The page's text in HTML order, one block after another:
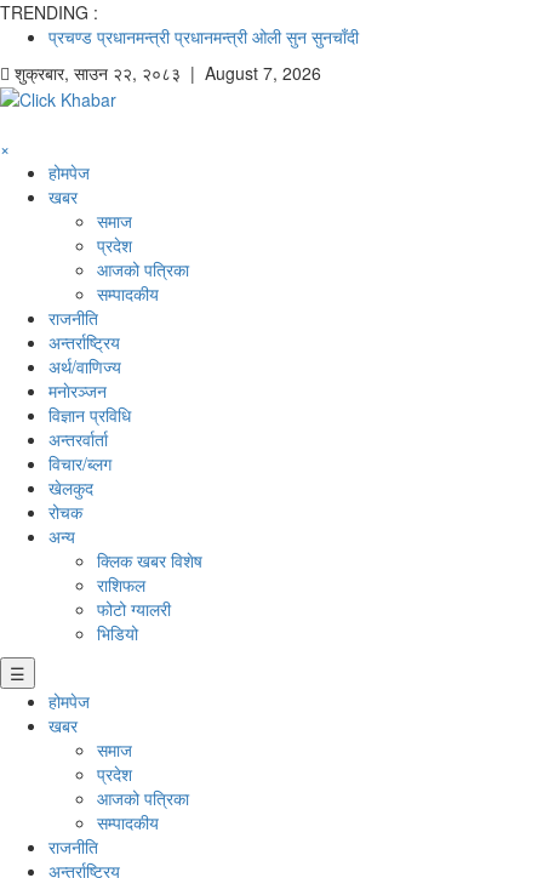
TRENDING :
प्रचण्ड प्रधानमन्त्री प्रधानमन्त्री ओली सुन सुनचाँदी
शुक्रबार, साउन २२, २०८३ | August 7, 2026
×
होमपेज
खबर
समाज
प्रदेश
आजको पत्रिका
सम्पादकीय
राजनीति
अन्तर्राष्ट्रिय
अर्थ/वाणिज्य
मनाेरञ्जन
विज्ञान प्रविधि
अन्तरर्वार्ता
विचार/ब्लग
खेलकुद
रोचक
अन्य
क्लिक खबर विशेष
राशिफल
फोटो ग्यालरी
भिडियो
☰
होमपेज
खबर
समाज
प्रदेश
आजको पत्रिका
सम्पादकीय
राजनीति
अन्तर्राष्ट्रिय